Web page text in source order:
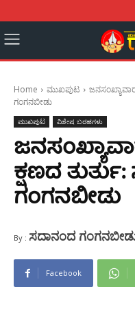
Home ಮುಖಪುಟ
ಗಂಗನಬೀಡು
ಮುಖಪುಟ ವಿಶೇಷ ಬರಹಗಳು
ಕ್ಷಣದ
ಗಂಗನಬೀಡು
By : ಸದಾನಂದ
Facebook